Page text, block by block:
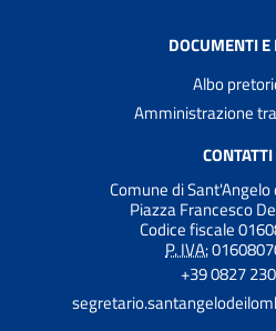
DOCUMENTI E
Albo
Amministrazione
CONTATTI
Comune di
Piazza Francesco
Codice fiscale
P. IVA:
+39 0827